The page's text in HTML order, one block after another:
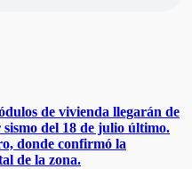
de vivienda llegarán de
del 18 de julio último.
donde confirmó la
de la zona.